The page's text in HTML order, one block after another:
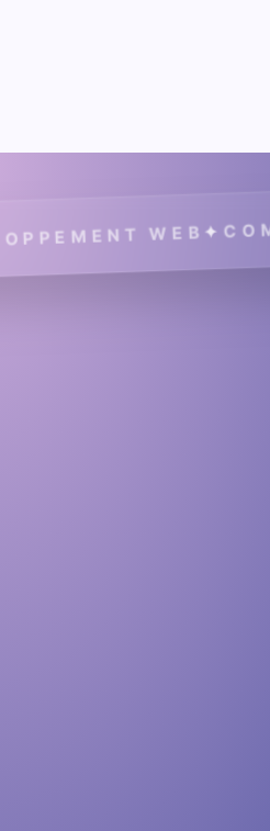
COMMUNICATION